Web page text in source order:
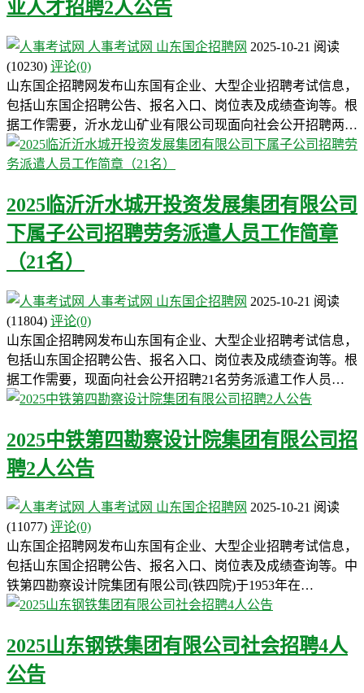
业人才招聘2人公告
人事考试网 山东国企招聘网 2025-10-21 阅读
(10230) 评论(0)
山东国企招聘网发布山东国有企业、大型企业招聘考试信息，
包括山东国企招聘公告、报名入口、岗位表及成绩查询等。根
据工作需要，沂水龙山矿业有限公司现面向社会公开招聘两…
2025临沂沂水城开投资发展集团有限公司
下属子公司招聘劳务派遣人员工作简章
（21名）
人事考试网 山东国企招聘网 2025-10-21 阅读
(11804) 评论(0)
山东国企招聘网发布山东国有企业、大型企业招聘考试信息，
包括山东国企招聘公告、报名入口、岗位表及成绩查询等。根
据工作需要，现面向社会公开招聘21名劳务派遣工作人员…
2025中铁第四勘察设计院集团有限公司招
聘2人公告
人事考试网 山东国企招聘网 2025-10-21 阅读
(11077) 评论(0)
山东国企招聘网发布山东国有企业、大型企业招聘考试信息，
包括山东国企招聘公告、报名入口、岗位表及成绩查询等。中
铁第四勘察设计院集团有限公司(铁四院)于1953年在…
2025山东钢铁集团有限公司社会招聘4人
公告